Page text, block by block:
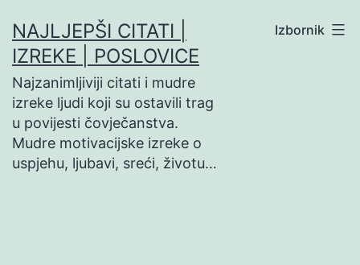
na
sadržaj
NAJLJEPŠI CITATI |
IZREKE | POSLOVICE
Najzanimljiviji citati i mudre
izreke ljudi koji su ostavili trag
u povijesti čovječanstva.
Mudre motivacijske izreke o
uspjehu, ljubavi, sreći, životu…
Izbornik